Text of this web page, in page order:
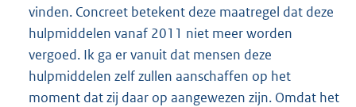
vinden. Concreet betekent deze maatregel dat deze
hulpmiddelen vanaf 2011 niet meer worden
vergoed. Ik ga er vanuit dat mensen deze
hulpmiddelen zelf zullen aanschaffen op het
moment dat zij daar op aangewezen zijn. Omdat het